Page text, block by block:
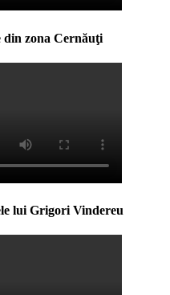
zona Cernăuţi
lui Grigori Vindereu